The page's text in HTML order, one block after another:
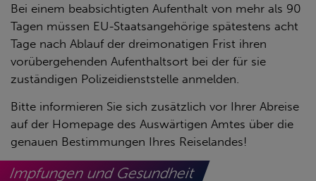
Bei einem beabsichtigten Aufenthalt von mehr als 90
Tagen müssen EU-Staatsangehörige spätestens acht
Tage nach Ablauf der dreimonatigen Frist ihren
vorübergehenden Aufenthaltsort bei der für sie
zuständigen Polizeidienststelle anmelden.
Bitte informieren Sie sich zusätzlich vor Ihrer Abreise
auf der Homepage des Auswärtigen Amtes über die
genauen Bestimmungen Ihres Reiselandes!
Impfungen und Gesundheit